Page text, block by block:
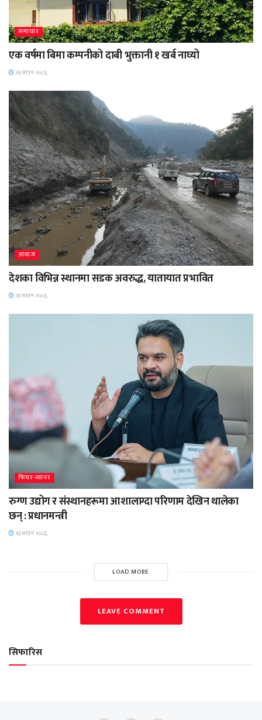
समाचार
एक वर्षमा बिमा कम्पनीको दाबी भुक्तानी १ खर्ब नाघ्यो
२३ साउन २०८३,
आवाज
देशका विभिन्न स्थानमा सडक अवरुद्ध, यातायात प्रभावित
२३ साउन २०८३,
फिचर-ब्यानर
रुग्ण उद्योग र संस्थानहरूमा आशालाग्दा परिणाम देखिन थालेका
छन् : प्रधानमन्त्री
२३ साउन २०८३,
LOAD MORE
LEAVE COMMENT
सिफारिस